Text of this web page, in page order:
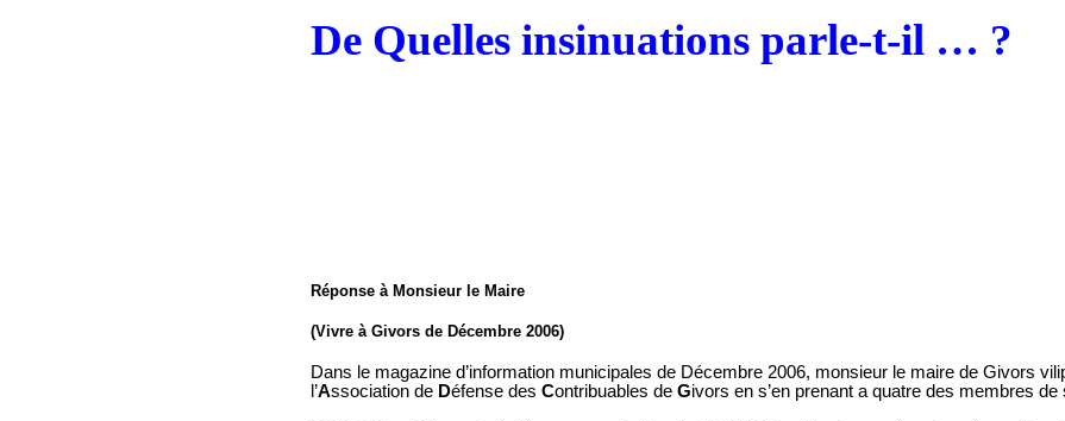
De Quelles insinuations parle-t-il … ?
Réponse à Monsieur le Maire
(Vivre à Givors de Décembre 2006)
Dans le magazine d’information municipales de Décembre 2006, monsieur le maire de Givors
l’Association de Défense des Contribuables de Givors en s’en prenant aquatre des membres de